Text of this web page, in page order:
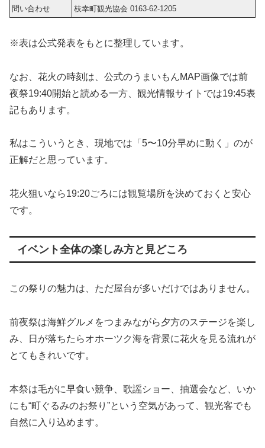
問い合わせ
枝幸町観光協会 0163-62-1205
※表は公式発表をもとに整理しています。
なお、花火の時刻は、公式のうまいもんMAP画像では前
夜祭19:40開始と読める一方、観光情報サイトでは19:45表
記もあります。
私はこういうとき、現地では「5〜10分早めに動く」のが
正解だと思っています。
花火狙いなら19:20ごろには観覧場所を決めておくと安心
です。
イベント全体の楽しみ方と見どころ
この祭りの魅力は、ただ屋台が多いだけではありません。
前夜祭は海鮮グルメをつまみながら夕方のステージを楽し
み、日が落ちたらオホーツク海を背景に花火を見る流れが
とてもきれいです。
本祭は毛がに早食い競争、歌謡ショー、抽選会など、いか
にも“町ぐるみのお祭り”という空気があって、観光客でも
自然に入り込めます。